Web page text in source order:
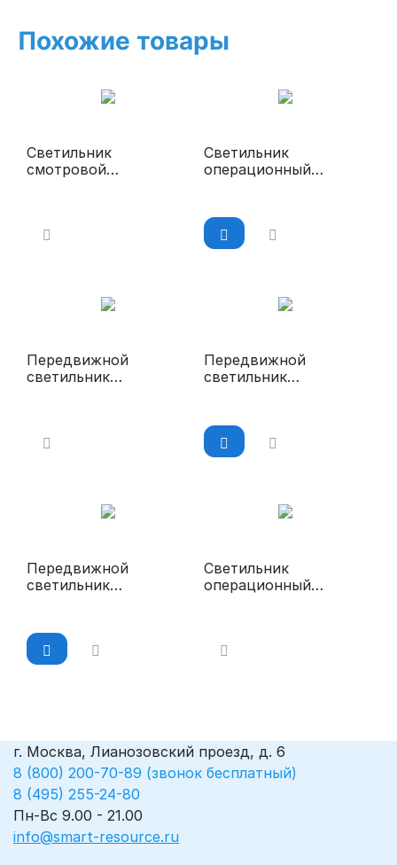
Похожие товары
Светильник
смотровой
Светильник
операционный
Передвижной
светильник
Передвижной
светильник
Передвижной
светильник
Светильник
операционный
г. Москва, Лианозовский проезд, д. 6
8 (800) 200-70-89 (звонок бесплатный)
8 (495) 255-24-80
Пн-Вс 9.00 - 21.00
info@smart-resource.ru